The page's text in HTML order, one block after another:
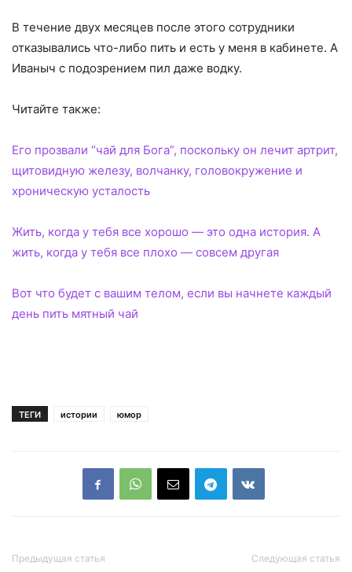
В течение двух месяцев после этого сотрудники
отказывались что-либо пить и есть у меня в кабинете. А
Иваныч с подозрением пил даже водку.
Читайте также:
Его прозвали “чай для Бога”, поскольку он лечит артрит,
щитовидную железу, волчанку, головокружение и
хроническую усталость
Жить, когда у тебя все хорошо — это одна история. А
жить, когда у тебя все плохо — совсем другая
Вот что будет с вашим телом, если вы начнете каждый
день пить мятный чай
ТЕГИ истории юмор
Предыдущая статья Следующая статья